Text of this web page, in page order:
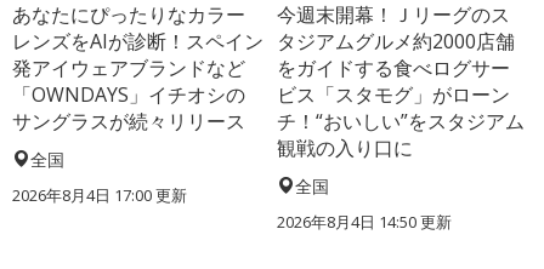
あなたにぴったりなカラー
レンズをAIが診断！スペイン
発アイウェアブランドなど
「OWNDAYS」イチオシの
サングラスが続々リリース
全国
2026年8月4日 17:00更新
今週末開幕！Ｊリーグのス
タジアムグルメ約2000店舗
をガイドする食べログサー
ビス「スタモグ」がローン
チ！“おいしい”をスタジアム
観戦の入り口に
全国
2026年8月4日 14:50更新